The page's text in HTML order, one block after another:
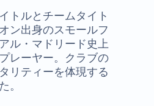
トルとチームタイト
ン出身のスモールフ
ル・マドリード史上
レーヤー。クラブの
リティーを体現する
。